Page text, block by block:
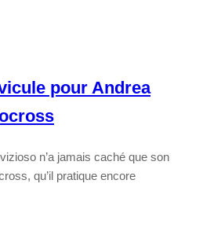
pour Andrea
n’a jamais caché que son
qu’il pratique encore